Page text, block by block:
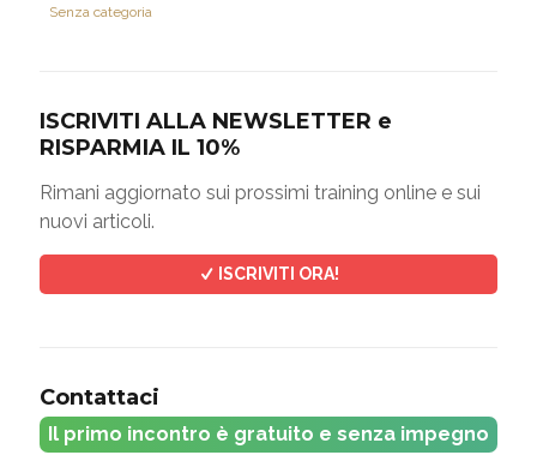
Senza categoria
ISCRIVITI ALLA NEWSLETTER e
RISPARMIA IL 10%
Rimani aggiornato sui prossimi training online e sui
nuovi articoli.
ISCRIVITI ORA!
Contattaci
Il primo incontro è gratuito e senza impegno